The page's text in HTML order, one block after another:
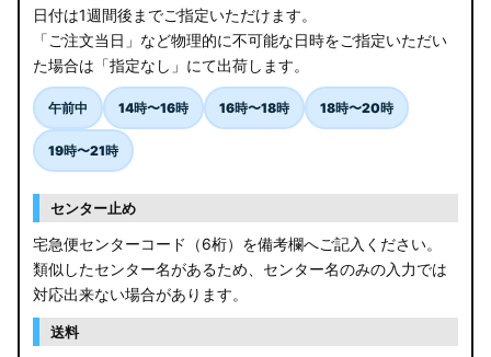
日付は1週間後までご指定いただけます。
「ご注文当日」など物理的に不可能な日時をご指定いただい
た場合は「指定なし」にて出荷します。
午前中 14時〜16時 16時〜18時 18時〜20時
19時〜21時
センター止め
宅急便センターコード（6桁）を備考欄へご記入ください。
類似したセンター名があるため、センター名のみの入力では
対応出来ない場合があります。
送料